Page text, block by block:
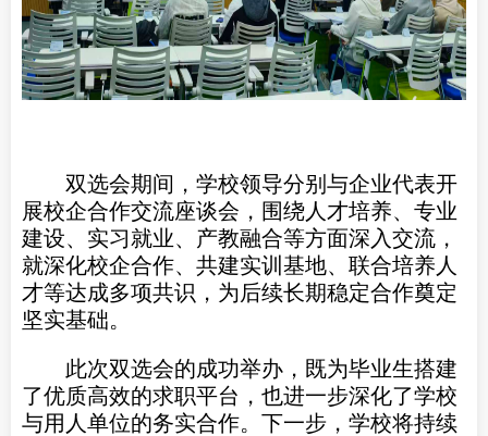
双选会期间，学校领导分别与企业代表开
展校企合作交流座谈会，围绕人才培养、专业
建设、实习就业、产教融合等方面深入交流，
就深化校企合作、共建实训基地、联合培养人
才等达成多项共识，为后续长期稳定合作奠定
坚实基础。
此次双选会的成功举办，既为毕业生搭建
了优质高效的求职平台，也进一步深化了学校
与用人单位的务实合作。下一步，学校将持续